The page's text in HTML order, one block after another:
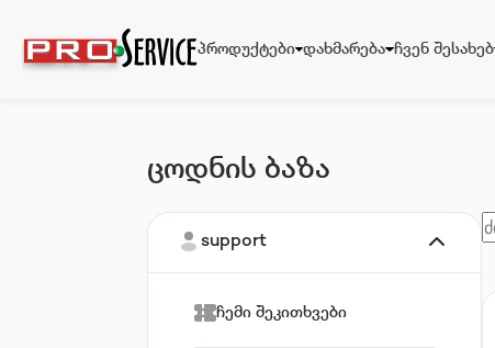
პროდუქტები
პროდუქტები დახმარება ჩვენ შესახებ
ცოდნის ბაზა
support
ჩემი შეკითხვები